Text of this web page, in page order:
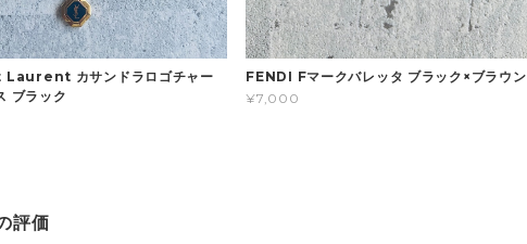
カサンドラロゴチャー
ブラック
FENDI Fマークバレッタ ブラック×ブラウン
¥7,000
評価